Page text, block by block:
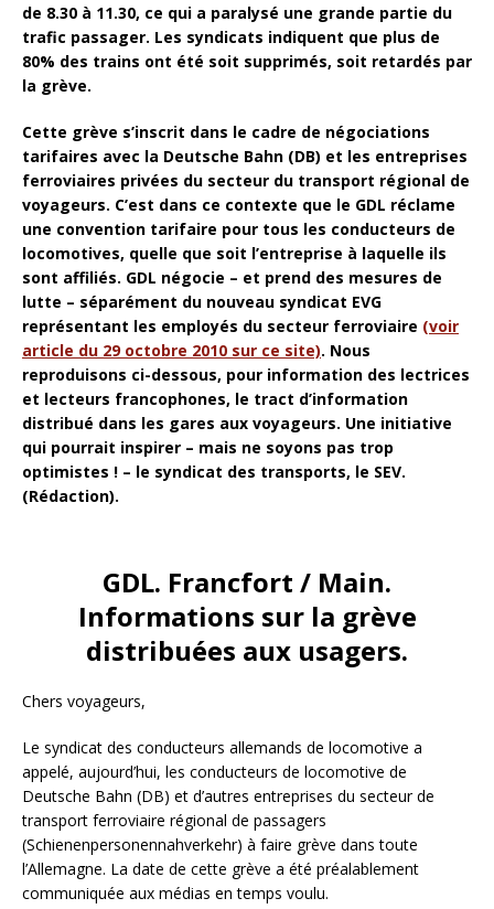
de 8.30 à 11.30, ce qui a paralysé une grande partie du
trafic passager. Les syndicats indiquent que plus de
80% des trains ont été soit supprimés, soit retardés par
la grève.
Cette grève s’inscrit dans le cadre de négociations
tarifaires avec la Deutsche Bahn (DB) et les entreprises
ferroviaires privées du secteur du transport régional de
voyageurs. C’est dans ce contexte que le GDL réclame
une convention tarifaire pour tous les conducteurs de
locomotives, quelle que soit l’entreprise à laquelle ils
sont affiliés. GDL négocie – et prend des mesures de
lutte – séparément du nouveau syndicat EVG
représentant les employés du secteur ferroviaire (voir
article du 29 octobre 2010 sur ce site). Nous
reproduisons ci-dessous, pour information des lectrices
et lecteurs francophones, le tract d’information
distribué dans les gares aux voyageurs. Une initiative
qui pourrait inspirer – mais ne soyons pas trop
optimistes ! – le syndicat des transports, le SEV.
(Rédaction).
GDL. Francfort / Main.
Informations sur la grève
distribuées aux usagers.
Chers voyageurs,
Le syndicat des conducteurs allemands de locomotive a
appelé, aujourd’hui, les conducteurs de locomotive de
Deutsche Bahn (DB) et d’autres entreprises du secteur de
transport ferroviaire régional de passagers
(Schienenpersonennahverkehr) à faire grève dans toute
l’Allemagne. La date de cette grève a été préalablement
communiquée aux médias en temps voulu.